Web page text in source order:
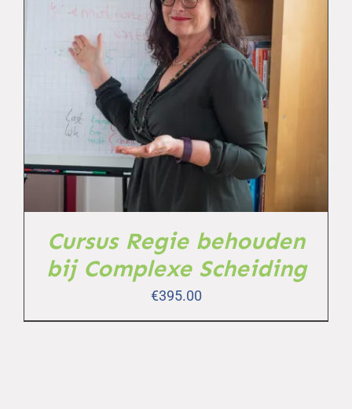
TOEVOEGEN AAN WINKELWAGEN / DETAILS
Cursus Regie behouden
bij Complexe Scheiding
€395.00